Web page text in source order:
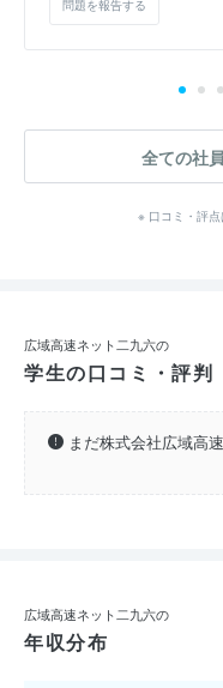
問題を報告する
全ての社
※ 口コミ・評点
広域高速ネット二九六の
学生の口コミ・評判
まだ株式会社広域高
広域高速ネット二九六の
年収分布